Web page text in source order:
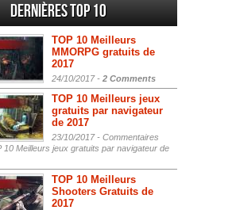
Dernières Top 10
TOP 10 Meilleurs
MMORPG gratuits de
2017
24/10/2017 - 2 Comments
TOP 10 Meilleurs jeux
gratuits par navigateur
de 2017
23/10/2017 - Commentaires
10 Meilleurs jeux gratuits par navigateur de
TOP 10 Meilleurs
Shooters Gratuits de
2017